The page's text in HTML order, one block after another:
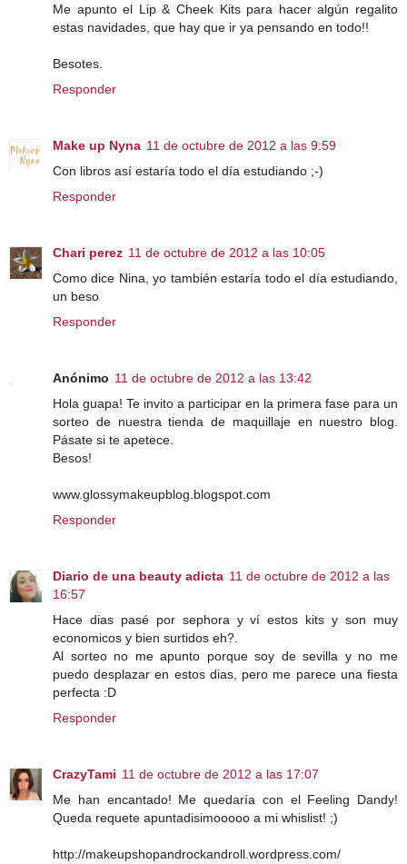
Me apunto el Lip & Cheek Kits para hacer algún regalito
estas navidades, que hay que ir ya pensando en todo!!
Besotes.
Responder
Make up Nyna 11 de octubre de 2012 a las 9:59
Con libros así estaría todo el día estudiando ;-)
Responder
Chari perez 11 de octubre de 2012 a las 10:05
Como dice Nina, yo también estaría todo el día estudiando,
un beso
Responder
Anónimo 11 de octubre de 2012 a las 13:42
Hola guapa! Te invito a participar en la primera fase para un
sorteo de nuestra tienda de maquillaje en nuestro blog.
Pásate si te apetece.
Besos!
www.glossymakeupblog.blogspot.com
Responder
Diario de una beauty adicta 11 de octubre de 2012 a las
16:57
Hace dias pasé por sephora y ví estos kits y son muy
economicos y bien surtidos eh?.
Al sorteo no me apunto porque soy de sevilla y no me
puedo desplazar en estos dias, pero me parece una fiesta
perfecta :D
Responder
CrazyTami 11 de octubre de 2012 a las 17:07
Me han encantado! Me quedaría con el Feeling Dandy!
Queda requete apuntadisimooooo a mi whislist! ;)
http://makeupshopandrockandroll.wordpress.com/